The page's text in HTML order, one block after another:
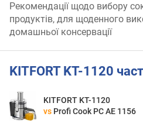
Рекомендації щодо вибору
продуктів, для щоденного
домашньої консервації
KITFORT KT-1120
KITFORT KT-1120
vs Profi Cook PC AE 1156